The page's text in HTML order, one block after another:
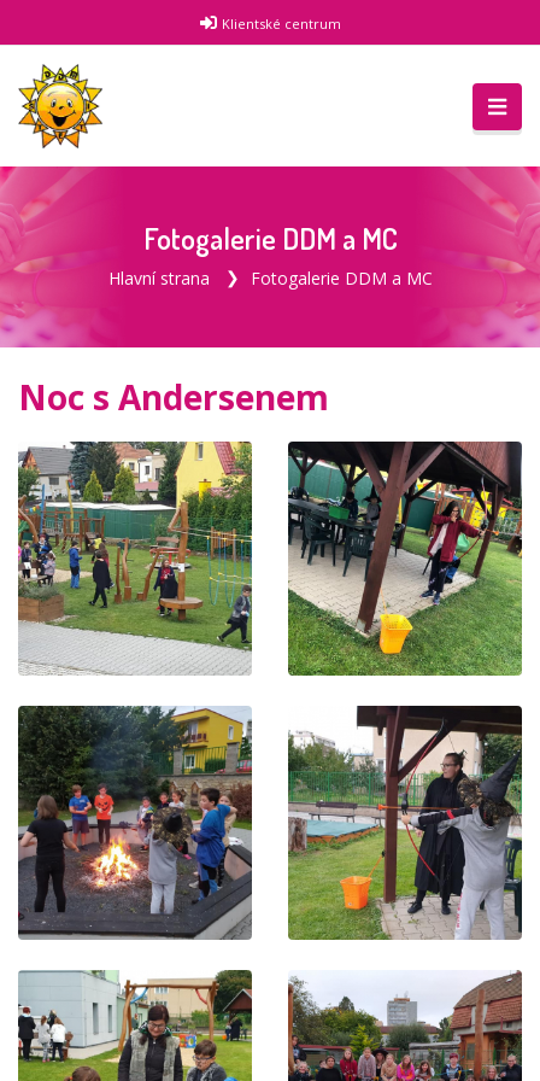
Klientské centrum
Fotogalerie DDM a MC
Hlavní strana Fotogalerie DDM a MC
Noc s Andersenem